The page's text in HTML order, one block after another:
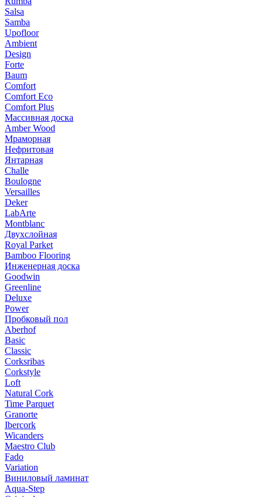
Salsa
Samba
Upofloor
Ambient
Design
Forte
Baum
Comfort
Comfort Eco
Comfort Plus
Массивная доска
Amber Wood
Мраморная
Нефритовая
Янтарная
Challe
Boulogne
Versailles
Deker
LabArte
Montblanc
Двухслойная
Royal Parket
Bamboo Flooring
Инженерная доска
Goodwin
Greenline
Deluxe
Power
Пробковый пол
Aberhof
Basic
Classic
Corksribas
Corkstyle
Loft
Natural Cork
Time Parquet
Granorte
Ibercork
Wicanders
Мaestro Club
Fado
Variation
Виниловый ламинат
Aqua-Step